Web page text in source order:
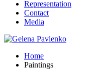
Representation
Contact
Media
Home
Paintings